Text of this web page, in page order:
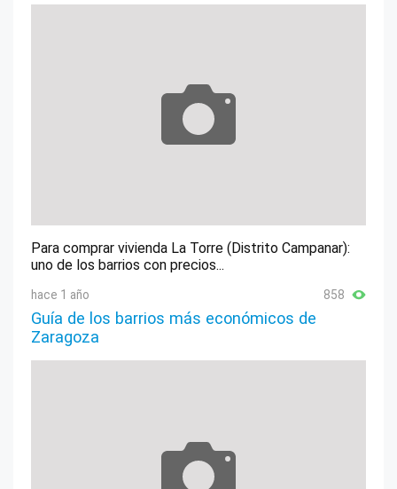
Para comprar vivienda La Torre (Distrito Campanar):
uno de los barrios con precios...
hace 1 año 858
Guía de los barrios más económicos de
Zaragoza